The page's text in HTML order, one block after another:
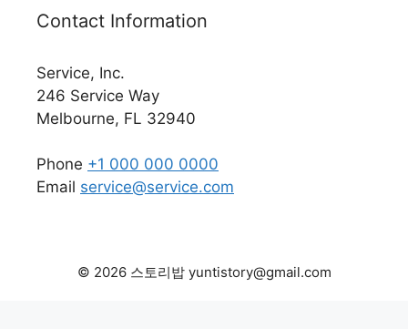
Contact Information
Service, Inc.
246 Service Way
Melbourne, FL 32940
Phone +1 000 000 0000
Email service@service.com
© 2026 스토리밥 yuntistory@gmail.com